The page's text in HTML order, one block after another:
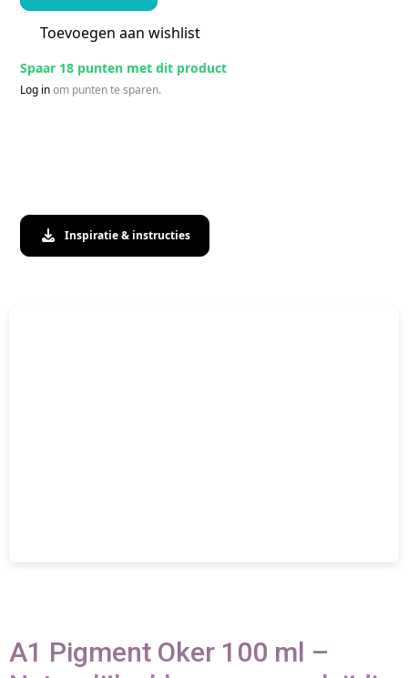
Toevoegen aan wishlist
Spaar 18 punten met dit product
Log inom punten te sparen.
Inspiratie & instructies
A1 Pigment Oker 100 ml –